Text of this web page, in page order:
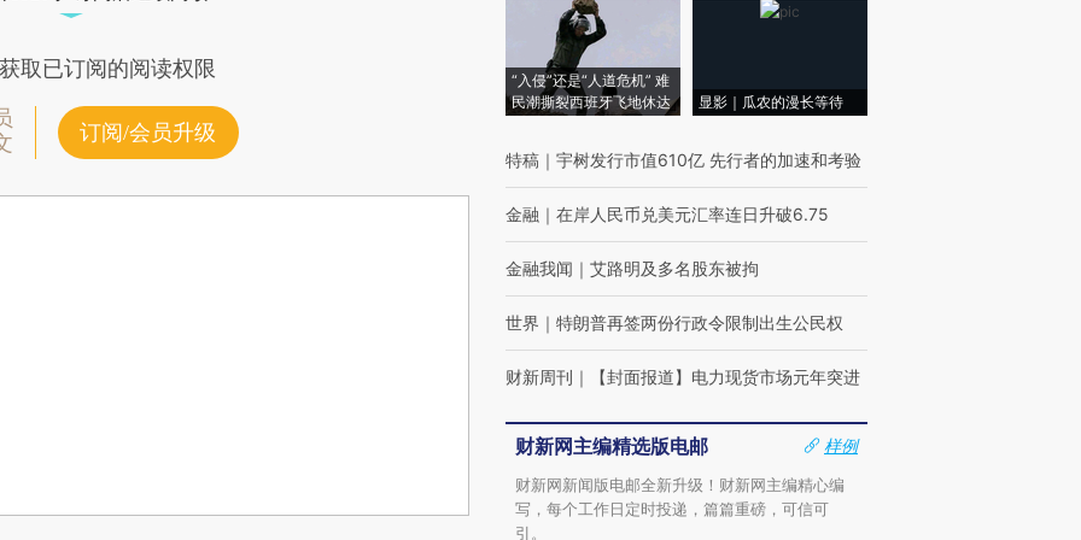
取已订阅的阅读权限
订阅/会员升级
“入侵”还是“人道危机” 难
民潮撕裂西班牙飞地休达
显影｜瓜农的漫长等待
特稿 ｜ 宇树发行市值610亿 先行者的加速和考验
金融 ｜ 在岸人民币兑美元汇率连日升破6.75
金融我闻 ｜ 艾路明及多名股东被拘
世界 ｜ 特朗普再签两份行政令限制出生公民权
财新周刊 ｜ 【封面报道】电力现货市场元年突进
财新网主编精选版电邮
样例
财新网新闻版电邮全新升级！财新网主编精心编
写，每个工作日定时投递，篇篇重磅，可信可
引。